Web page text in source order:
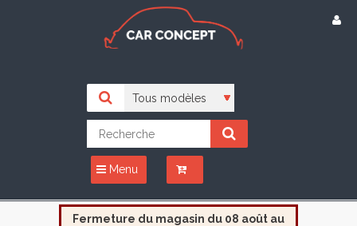
Menu
Fermeture du magasin du 08 août au